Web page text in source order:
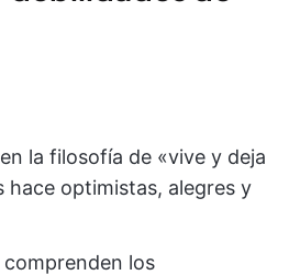
la filosofía de «vive y deja
hace optimistas, alegres y
comprenden los